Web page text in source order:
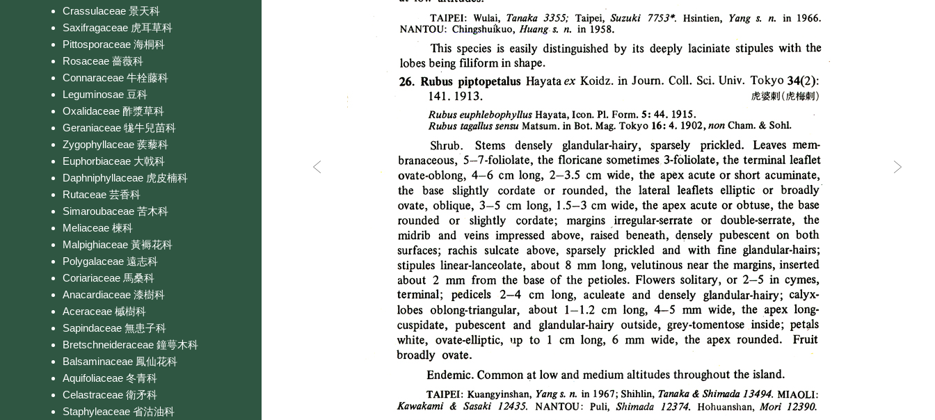
Crassulaceae 景天科
Saxifragaceae 虎耳草科
Pittosporaceae 海桐科
Rosaceae 薔薇科
Connaraceae 牛栓藤科
Leguminosae 豆科
Oxalidaceae 酢漿草科
Geraniaceae 牻牛兒苗科
Zygophyllaceae 蒺藜科
Euphorbiaceae 大戟科
Daphniphyllaceae 虎皮楠科
Rutaceae 芸香科
Simaroubaceae 苦木科
Meliaceae 楝科
Malpighiaceae 黃褥花科
Polygalaceae 遠志科
Coriariaceae 馬桑科
Anacardiaceae 漆樹科
Aceraceae 槭樹科
Sapindaceae 無患子科
Bretschneideraceae 鐘萼木科
Balsaminaceae 鳳仙花科
Aquifoliaceae 冬青科
Celastraceae 衛矛科
Staphyleaceae 省沽油科